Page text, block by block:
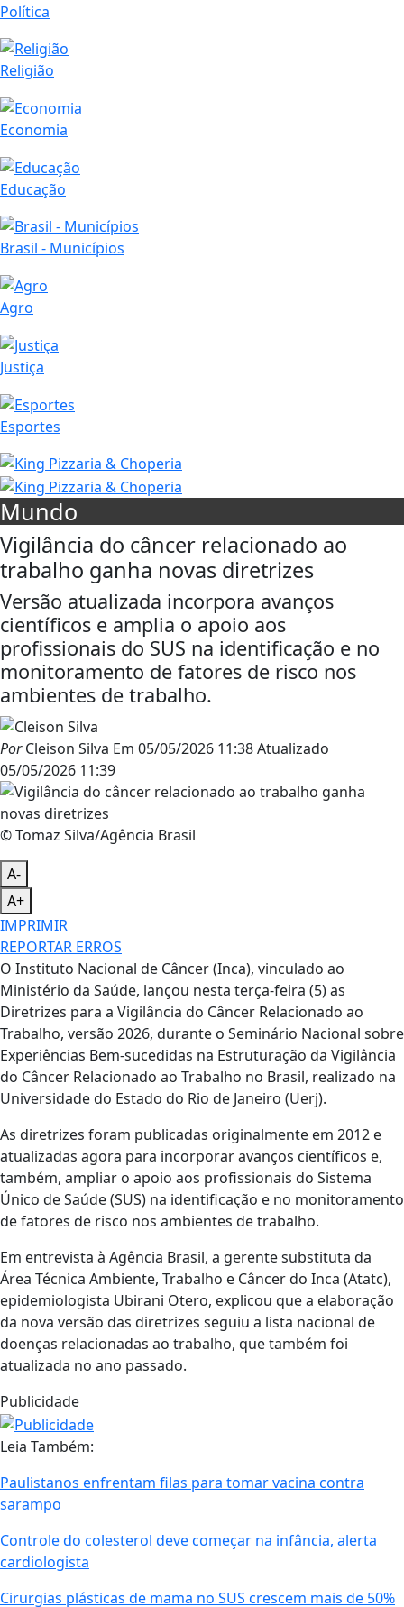
Política
Religião
Economia
Educação
Brasil - Municípios
Agro
Justiça
Esportes
Mundo
Vigilância do câncer relacionado ao
trabalho ganha novas diretrizes
Versão atualizada incorpora avanços
científicos e amplia o apoio aos
profissionais do SUS na identificação e no
monitoramento de fatores de risco nos
ambientes de trabalho.
PorCleison Silva Em 05/05/2026 11:38Atualizado
05/05/2026 11:39
© Tomaz Silva/Agência Brasil
A-
A+
IMPRIMIR
REPORTAR ERROS
O Instituto Nacional de Câncer (Inca), vinculado ao
Ministério da Saúde, lançou nesta terça-feira (5) as
Diretrizes para a Vigilância do Câncer Relacionado ao
Trabalho, versão 2026, durante o Seminário Nacional sobre
Experiências Bem-sucedidas na Estruturação da Vigilância
do Câncer Relacionado ao Trabalho no Brasil, realizado na
Universidade do Estado do Rio de Janeiro (Uerj).
As diretrizes foram publicadas originalmente em 2012 e
atualizadas agora para incorporar avanços científicos e,
também, ampliar o apoio aos profissionais do Sistema
Único de Saúde (SUS) na identificação e no monitoramento
de fatores de risco nos ambientes de trabalho.
Em entrevista à Agência Brasil, a gerente substituta da
Área Técnica Ambiente, Trabalho e Câncer do Inca (Atatc),
epidemiologista Ubirani Otero, explicou que a elaboração
da nova versão das diretrizes seguiu a lista nacional de
doenças relacionadas ao trabalho, que também foi
atualizada no ano passado.
Publicidade
Leia Também:
Paulistanos enfrentam filas para tomar vacina contra
sarampo
Controle do colesterol deve começar na infância, alerta
cardiologista
Cirurgias plásticas de mama no SUS crescem mais de 50%